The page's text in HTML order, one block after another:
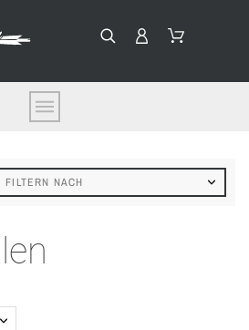
FILTERN NACH